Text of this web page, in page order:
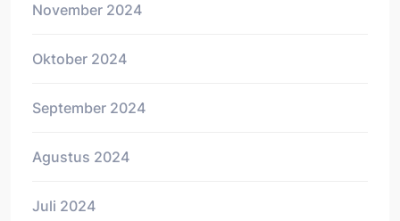
November 2024
Oktober 2024
September 2024
Agustus 2024
Juli 2024